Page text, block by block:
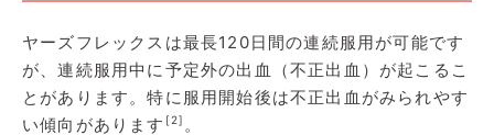
ヤーズフレックスは最長120日間の連続服用が可能です
が、連続服用中に予定外の出血（不正出血）が起こるこ
とがあります。特に服用開始後は不正出血がみられやす
い傾向があります [2] 。